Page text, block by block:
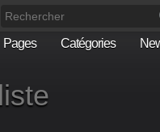
Pages Catégories